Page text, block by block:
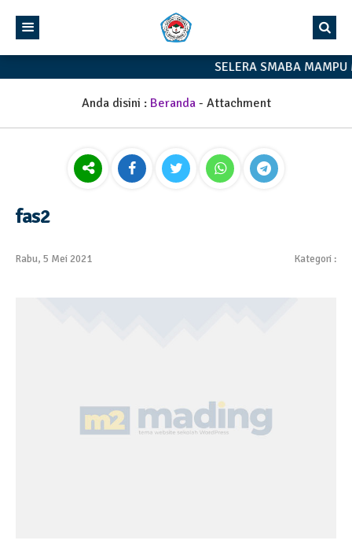
SELERA SMABA MAMPU
Anda disini : Beranda- Attachment
fas2
Rabu, 5 Mei 2021 Kategori :